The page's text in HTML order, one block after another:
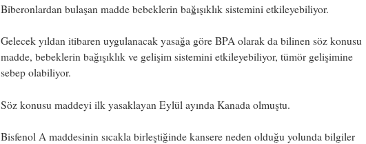
Biberonlardan bulaşan madde bebeklerin bağışıklık sistemini etkileyebiliyor.
Gelecek yıldan itibaren uygulanacak yasağa göre BPA olarak da bilinen söz konusu
madde, bebeklerin bağışıklık ve gelişim sistemini etkileyebiliyor, tümör gelişimine
sebep olabiliyor.
Söz konusu maddeyi ilk yasaklayan Eylül ayında Kanada olmuştu.
Bisfenol A maddesinin sıcakla birleştiğinde kansere neden olduğu yolunda bilgiler